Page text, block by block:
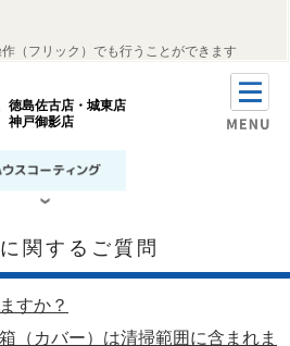
（フリック）でも行うことができます
徳島佐古店・城東店
神戸御影店
関するご質問
すか？
（カバー）は清掃範囲に含まれま